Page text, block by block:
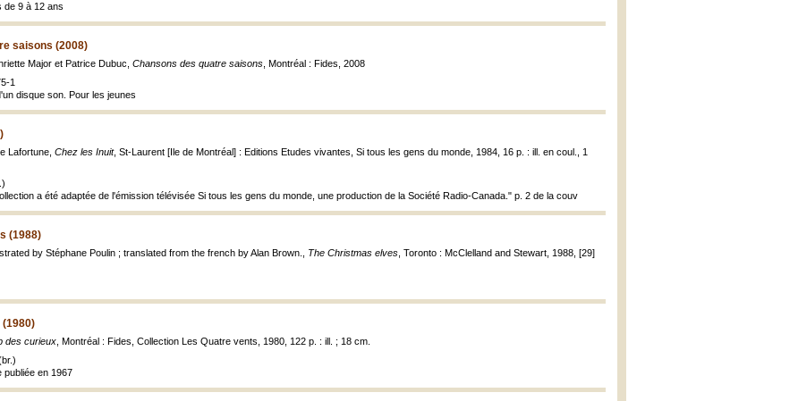
de 9 à 12 ans
saisons (2008)
Major et Patrice Dubuc, Chansons des quatre saisons , Montréal : Fides, 2008
1
disque son. Pour les jeunes
Lafortune, Chez les Inuit, St-Laurent [Ile de Montréal] : Editions Etudes vivantes, Si tous les gens du monde, 1984, 16 p. : ill. en coul., 1
a été adaptée de l'émission télévisée Si tous les gens du monde, une production de la Société Radio-Canada." p. 2 de la couv
(1988)
by Stéphane Poulin ; translated from the french by Alan Brown., The Christmas elves , Toronto : McClelland and Stewart, 1988, [29]
des curieux , Montréal : Fides, Collection Les Quatre vents, 1980, 122 p. : ill. ; 18 cm.
publiée en 1967